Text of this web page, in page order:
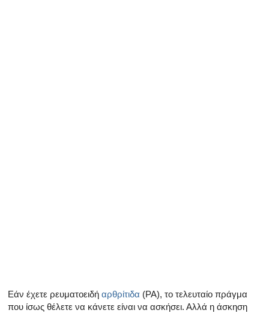
Εάν έχετε ρευματοειδή αρθρίτιδα (ΡΑ), το τελευταίο πράγμα
που ίσως θέλετε να κάνετε είναι να ασκήσει. Αλλά η άσκηση